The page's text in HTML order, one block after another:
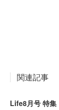
関連記事
Life8月号 特集